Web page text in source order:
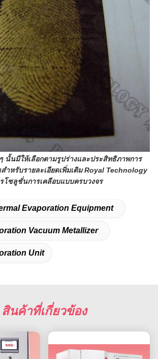
นั้นมีให้เลือกตามรูปร่างและประสิทธิภาพการ
ำหรับรายละเอียดเพิ่มเติม Royal Technology
โซลูชั่นการเคลือบแบบครบวงจร
Evaporation Equipment
Vacuum Metallizer
Unit
สินค้าที่เกี่ยวข้อง